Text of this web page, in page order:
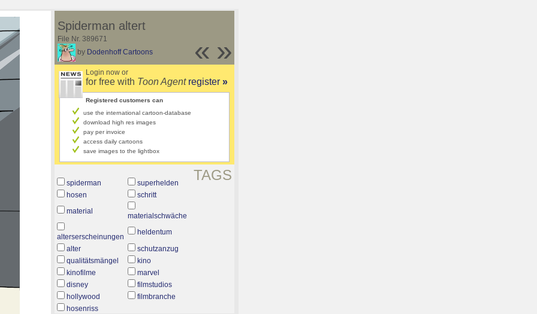
»
«
Spiderman altert
File Nr. 389671
by Dodenhoff Cartoons
Login now or
for free with Toon Agent register »
Registered customers can
use the international cartoon-database
download high res images
pay per invoice
access daily cartoons
save images to the lightbox
TAGS
spiderman
superhelden
hosen
schritt
material
materialschwäche
alterserscheinungen
heldentum
alter
schutzanzug
qualitätsmängel
kino
kinofilme
marvel
disney
filmstudios
hollywood
filmbranche
hosenriss